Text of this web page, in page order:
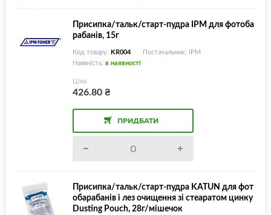
Присипка/тальк/старт-пудра IPM для фотоба
рабанів, 15г
Код товару: KR004
Постачальник: IPM
Наявність: в наявності
Ціна
426.80₴
ПРИДБАТИ
Присипка/тальк/старт-пудра KATUN для фот
обарабанів і лез очищення зі стеаратом цинку
Dusting Pouch, 28г/мішечок